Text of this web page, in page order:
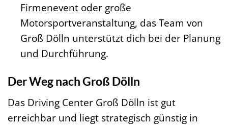
Firmenevent oder große
Motorsportveranstaltung, das Team von
Groß Dölln unterstützt dich bei der Planung
und Durchführung.
Der Weg nach Groß Dölln
Das Driving Center Groß Dölln ist gut
erreichbar und liegt strategisch günstig in